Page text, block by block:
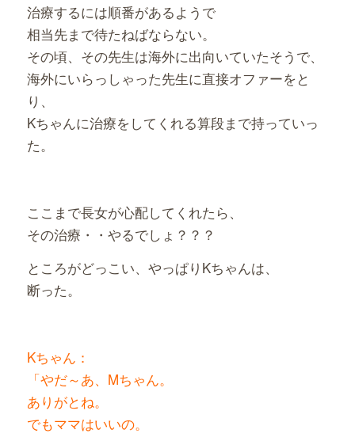
治療するには順番があるようで
相当先まで待たねばならない。
その頃、その先生は海外に出向いていたそうで、
海外にいらっしゃった先生に直接オファーをと
り、
Kちゃんに治療をしてくれる算段まで持っていっ
た。
ここまで長女が心配してくれたら、
その治療・・やるでしょ？？？
ところがどっこい、やっぱりKちゃんは、
断った。
Kちゃん：
「やだ～あ、Mちゃん。
ありがとね。
でもママはいいの。